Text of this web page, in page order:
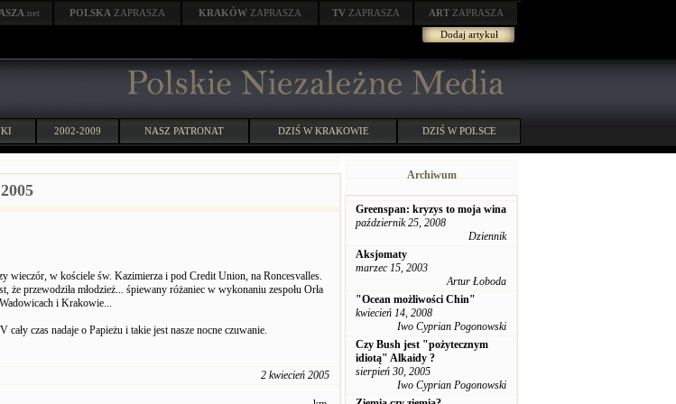
.net POLSKA ZAPRASZA KRAKÓW ZAPRASZA TV ZAPRASZA ART ZAPRASZA
Dodaj artykuł
2002-2009 NASZ PATRONAT DZIŚ W KRAKOWIE DZIŚ W POLSCE
wieczór, w kościele św. Kazimierza i pod Credit Union, na Roncesvalles.
że przewodziła młodzież... śpiewany różaniec w wykonaniu zespołu Orła
i Krakowie...
czas nadaje o Papieżu i takie jest nasze nocne czuwanie.
2 kwiecień 2005
Archiwum
Greenspan: kryzys to moja wina
październik 25, 2008
Dziennik
Aksjomaty
marzec 15, 2003
Artur Łoboda
"Ocean możliwości Chin"
kwiecień 14, 2008
Iwo Cyprian Pogonowski
Czy Bush jest "pożytecznym
idiotą" Alkaidy ?
sierpień 30, 2005
Iwo Cyprian Pogonowski